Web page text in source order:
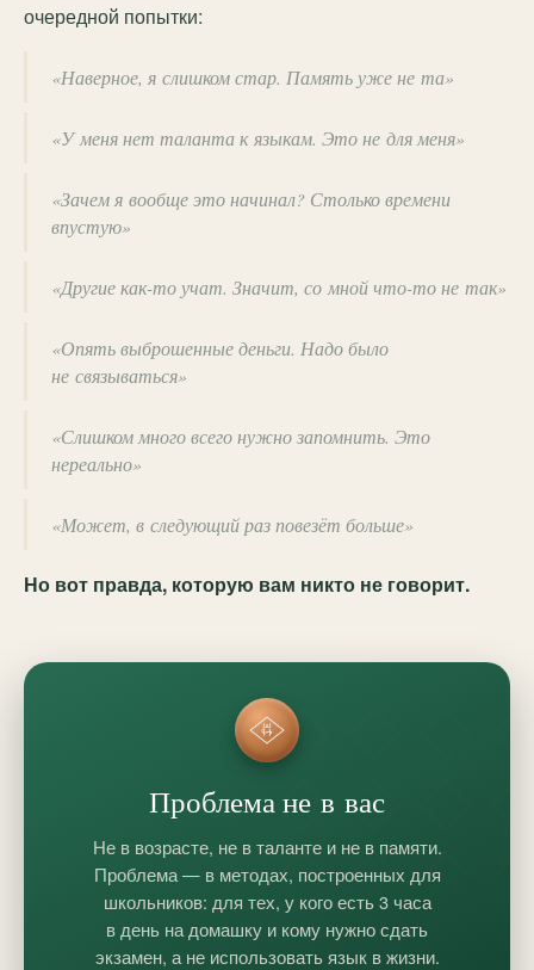
очередной попытки:
«Наверное, я слишком стар. Память уже не та»
«У меня нет таланта к языкам. Это не для меня»
«Зачем я вообще это начинал? Столько времени
впустую»
«Другие как-то учат. Значит, со мной что-то не так»
«Опять выброшенные деньги. Надо было
не связываться»
«Слишком много всего нужно запомнить. Это
нереально»
«Может, в следующий раз повезёт больше»
Но вот правда, которую вам никто не говорит.
Проблема не в вас
Не в возрасте, не в таланте и не в памяти.
Проблема — в методах, построенных для
школьников: для тех, у кого есть 3 часа
в день на домашку и кому нужно сдать
экзамен, а не использовать язык в жизни.